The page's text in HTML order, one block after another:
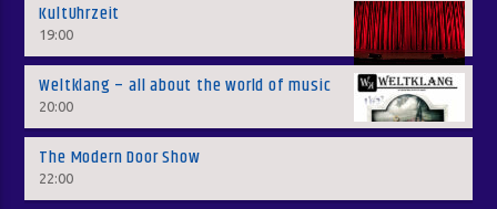
KultUhrzeit
19:00
Weltklang – all about the world of music
20:00
The Modern Door Show
22:00